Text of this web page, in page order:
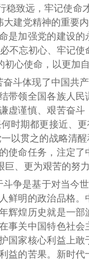
致远，牢记使
建党精神的重要
是加强党的建设
不忘初心、牢记
心使命，以更加
斗体现了中国
带领全国各族人
虚谨慎、艰苦奋
时期都更接近、
以贯之的战略清
使命任务，注定
、更为艰苦的努
争是基于对当今
鲜明的政治品格
辉煌历史就是一
事关中国特色社
国家核心利益上
益的苦果。新时